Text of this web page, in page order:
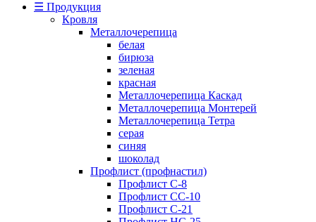
☰ Продукция
Кровля
Металлочерепица
белая
бирюза
зеленая
красная
Металлочерепица Каскад
Металлочерепица Монтерей
Металлочерепица Тетра
серая
синяя
шоколад
Профлист (профнастил)
Профлист С-8
Профлист СС-10
Профлист C-21